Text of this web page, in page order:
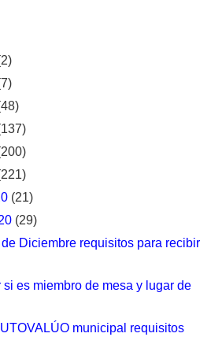
(21)
(29)
Diciembre requisitos para recibir
si es miembro de mesa y lugar de
municipal requisitos